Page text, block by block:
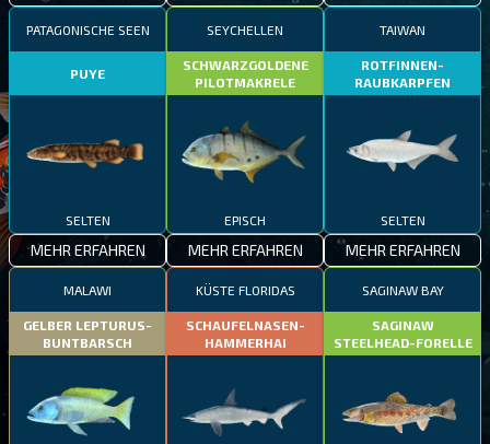
PATAGONISCHE SEEN
PUYE
SELTEN
MEHR ERFAHREN
SEYCHELLEN
SCHWARZGOLDENE
PILOTMAKRELE
EPISCH
MEHR ERFAHREN
TAIWAN
ROTFINNEN-
RAUBKARPFEN
SELTEN
MEHR ERFAHREN
MALAWI
GELBER LEPTURUS-
BUNTBARSCH
KÜSTE FLORIDAS
SCHAUFELNASEN-
HAMMERHAI
SAGINAW BAY
SAGINAW
STEELHEAD-FORELLE